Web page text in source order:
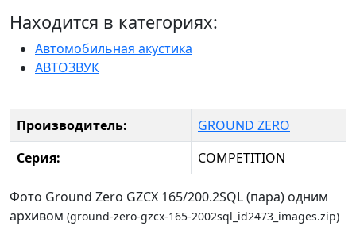
Находится в категориях:
Автомобильная акустика
АВТОЗВУК
Производитель:
GROUND ZERO
Серия:
COMPETITION
Фото Ground Zero GZCX 165/200.2SQL (пара) одним
архивом (ground-zero-gzcx-165-2002sql_id2473_images.zip)